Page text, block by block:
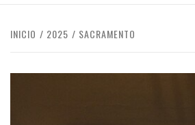
INICIO 2025 SACRAMENTO